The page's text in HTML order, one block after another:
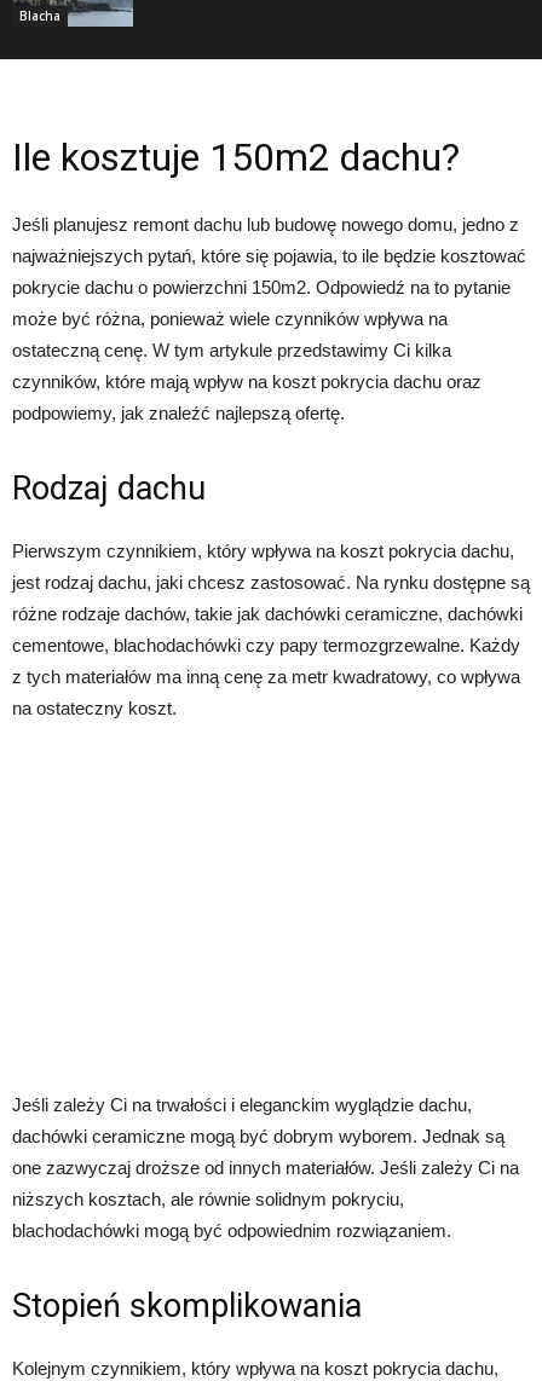
Blacha
Ile kosztuje 150m2 dachu?
Jeśli planujesz remont dachu lub budowę nowego domu, jedno z
najważniejszych pytań, które się pojawia, to ile będzie kosztować
pokrycie dachu o powierzchni 150m2. Odpowiedź na to pytanie
może być różna, ponieważ wiele czynników wpływa na
ostateczną cenę. W tym artykule przedstawimy Ci kilka
czynników, które mają wpływ na koszt pokrycia dachu oraz
podpowiemy, jak znaleźć najlepszą ofertę.
Rodzaj dachu
Pierwszym czynnikiem, który wpływa na koszt pokrycia dachu,
jest rodzaj dachu, jaki chcesz zastosować. Na rynku dostępne są
różne rodzaje dachów, takie jak dachówki ceramiczne, dachówki
cementowe, blachodachówki czy papy termozgrzewalne. Każdy
z tych materiałów ma inną cenę za metr kwadratowy, co wpływa
na ostateczny koszt.
Jeśli zależy Ci na trwałości i eleganckim wyglądzie dachu,
dachówki ceramiczne mogą być dobrym wyborem. Jednak są
one zazwyczaj droższe od innych materiałów. Jeśli zależy Ci na
niższych kosztach, ale równie solidnym pokryciu,
blachodachówki mogą być odpowiednim rozwiązaniem.
Stopień skomplikowania
Kolejnym czynnikiem, który wpływa na koszt pokrycia dachu,